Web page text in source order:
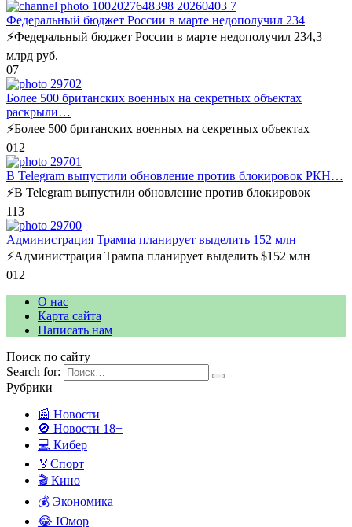
Федеральный бюджет России в марте недополучил 234
⚡️Федеральный бюджет России в марте недополучил 234,3
млрд руб.
07
Более 500 британских военных на секретных объектах
раскрыли…
⚡️Более 500 британских военных на секретных объектах
012
В Telegram выпустили обновление против блокировок РКН…
⚡️В Telegram выпустили обновление против блокировок
113
Администрация Трампа планирует выделить 152 млн
⚡️Администрация Трампа планирует выделить $152 млн
012
О нас
Карта сайта
Написать нам
Поиск по сайту
Search for:
Рубрики
📰 Новости
🚫 Новости 18+
💻 Кибер
🏅Спорт
🎬 Кино
💰 Экономика
😂 Юмор